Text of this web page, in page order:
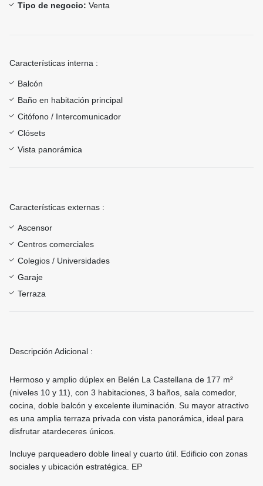
Tipo de negocio: Venta
Características interna :
Balcón
Baño en habitación principal
Citófono / Intercomunicador
Clósets
Vista panorámica
Características externas :
Ascensor
Centros comerciales
Colegios / Universidades
Garaje
Terraza
Descripción Adicional :
Hermoso y amplio dúplex en Belén La Castellana de 177 m²
(niveles 10 y 11), con 3 habitaciones, 3 baños, sala comedor,
cocina, doble balcón y excelente iluminación. Su mayor atractivo
es una amplia terraza privada con vista panorámica, ideal para
disfrutar atardeceres únicos.
Incluye parqueadero doble lineal y cuarto útil. Edificio con zonas
sociales y ubicación estratégica. EP